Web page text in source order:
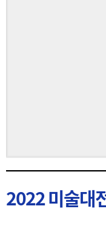
2022 미술대